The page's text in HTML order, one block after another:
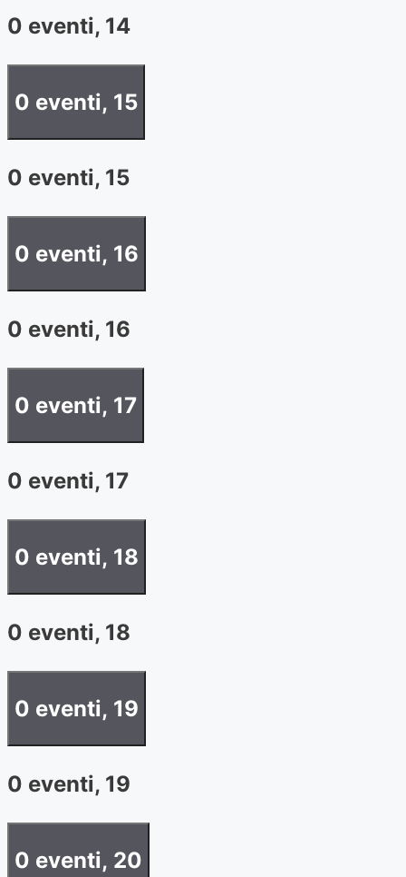
0 eventi, 14
0 eventi, 15
0 eventi, 15
0 eventi, 16
0 eventi, 16
0 eventi, 17
0 eventi, 17
0 eventi, 18
0 eventi, 18
0 eventi, 19
0 eventi, 19
0 eventi, 20